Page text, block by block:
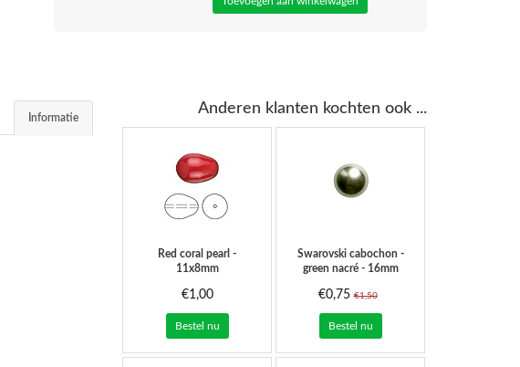
Informatie
Anderen klanten kochten ook ...
Red coral pearl -
11x8mm
€1,00
Bestel nu
Swarovski cabochon -
green nacré - 16mm
€0,75€1,50
Bestel nu